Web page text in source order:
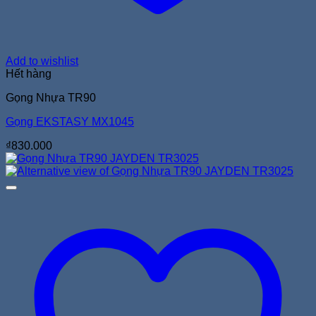
Add to wishlist
Hết hàng
Gọng Nhựa TR90
Gọng EKSTASY MX1045
₫830.000